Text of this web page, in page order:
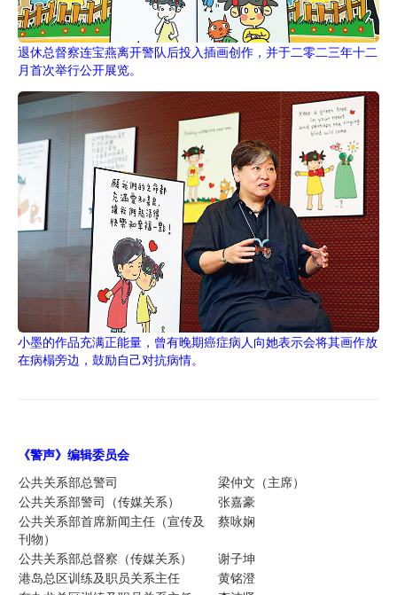
退休总督察连宝燕离开警队后投入插画创作，并于二零二三年十二
月首次举行公开展览。
小墨的作品充满正能量，曾有晚期癌症病人向她表示会将其画作放
在病榻旁边，鼓励自己对抗病情。
《警声》编辑委员会
公共关系部总警司
梁仲文（主席）
公共关系部警司（传媒关系）
张嘉豪
公共关系部首席新闻主任（宣传及
刊物）
蔡咏娴
公共关系部总督察（传媒关系）
谢子坤
港岛总区训练及职员关系主任
黄铭澄